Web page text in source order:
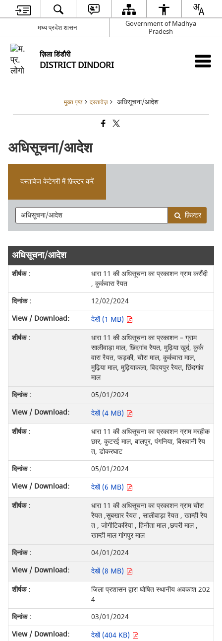
मध्य प्रदेश शासन
Government of Madhya
Pradesh
ज़िला डिंडौरी
DISTRICT DINDORI
मुख्य पृष्ठ दस्तावेज़ अधिसूचना/आदेश
अधिसूचना/आदेश
दस्तावेज केटेगरी में फ़िल्टर करें
फ़िल्टर
अधिसूचना/आदेश
धारा 11 की अधिसूचना का प्रकाशन ग्राम करौंदी
, कुर्कवारा रैयत
12/02/2024
देखें (1 MB)
धारा 11 की अधिसूचना का प्रकाशन – ग्राम
सालीवाड़ा माल, छिंदगांव रैयत, मुढ़िया खुर्द, कुर्क
वारा रैयत, फड़की, चौरा माल, कुर्कवारा माल,
मुढ़िया माल, मुढ़ियाकला, विदयपुर रैयत, छिंदगांव
माल
05/01/2024
देखें (4 MB)
धारा 11 की अधिसूचना का प्रकाशन ग्राम मरहीक
छार, कुटरई माल, बालपुर, पंगनिया, बिसवानी रैय
त, डोकरघाट
05/01/2024
देखें (6 MB)
धारा 11 की अधिसूचना का प्रकाशन ग्राम चौरा
रैयत ,सुबखार रैयत , सालीवाड़ा रैयत , खाम्ही रैय
त , जोगीटिकरिया , हिनौता माल ,छपरी माल ,
खाम्ही माल गांगपुर माल
04/01/2024
देखें (8 MB)
जिला प्रशासन द्वारा घोषित स्थानीय अवकाश 202
4
03/01/2024
देखें (404 KB)